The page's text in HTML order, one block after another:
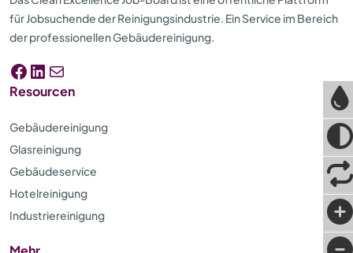
für Jobsuchende der Reinigungsindustrie. Ein Service im Bereich
der professionellen Gebäudereinigung.
Facebook
LinkedIn
E-Mail
Resourcen
Gebäudereinigung
Glasreinigung
Gebäudeservice
Hotelreinigung
Industriereinigung